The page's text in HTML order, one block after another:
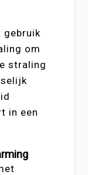
gebruik
om
straling
in een